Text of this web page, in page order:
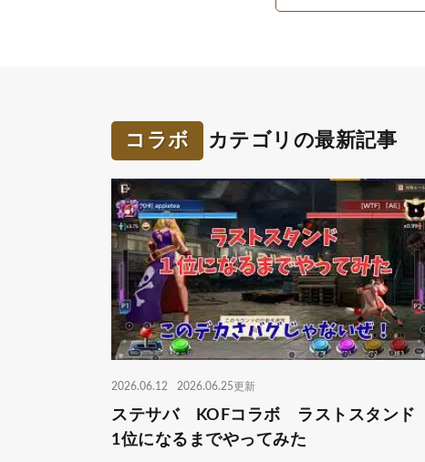
コラボ カテゴリの最新記事
2026.06.12 2026.06.25更新
ステサバ KOFコラボ ラストスタンド
1位になるまでやってみた